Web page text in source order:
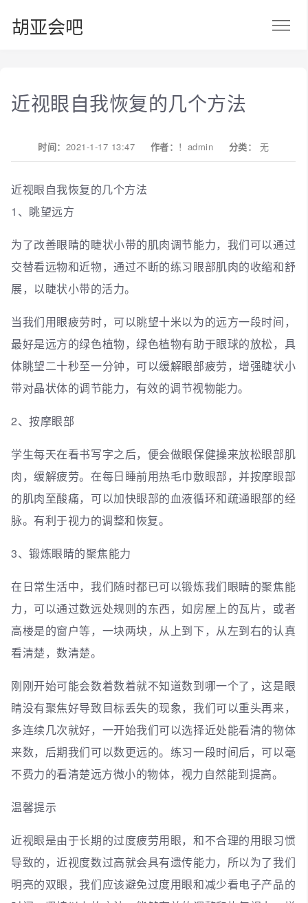
胡亚会吧
近视眼自我恢复的几个方法
时间： 2021-1-17 13:47 作者： ！admin 分类： 无
近视眼自我恢复的几个方法
1、眺望远方
为了改善眼睛的睫状小带的肌肉调节能力，我们可以通过
交替看远物和近物，通过不断的练习眼部肌肉的收缩和舒
展，以睫状小带的活力。
当我们用眼疲劳时，可以眺望十米以为的远方一段时间，
最好是远方的绿色植物，绿色植物有助于眼球的放松，具
体眺望二十秒至一分钟，可以缓解眼部疲劳，增强睫状小
带对晶状体的调节能力，有效的调节视物能力。
2、按摩眼部
学生每天在看书写字之后，便会做眼保健操来放松眼部肌
肉，缓解疲劳。在每日睡前用热毛巾敷眼部，并按摩眼部
的肌肉至酸痛，可以加快眼部的血液循环和疏通眼部的经
脉。有利于视力的调整和恢复。
3、锻炼眼睛的聚焦能力
在日常生活中，我们随时都已可以锻炼我们眼睛的聚焦能
力，可以通过数远处规则的东西，如房屋上的瓦片，或者
高楼是的窗户等，一块两块，从上到下，从左到右的认真
看清楚，数清楚。
刚刚开始可能会数着数着就不知道数到哪一个了，这是眼
睛没有聚焦好导致目标丢失的现象，我们可以重头再来，
多连续几次就好，一开始我们可以选择近处能看清的物体
来数，后期我们可以数更远的。练习一段时间后，可以毫
不费力的看清楚远方微小的物体，视力自然能到提高。
温馨提示
近视眼是由于长期的过度疲劳用眼，和不合理的用眼习惯
导致的，近视度数过高就会具有遗传能力，所以为了我们
明亮的双眼，我们应该避免过度用眼和减少看电子产品的